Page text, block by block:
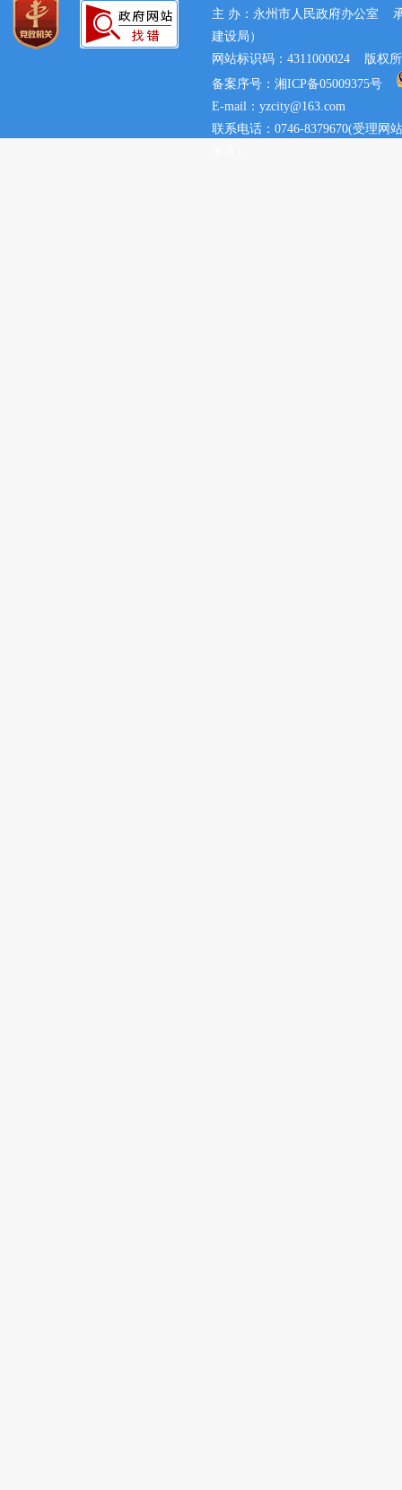
主 办：永州市人民政府办公室
建设局）
网站标识码：4311000024 版权
备案序号：湘ICP备05009375号
E-mail：yzcity@163.com
联系电话：0746-8379670(受理网